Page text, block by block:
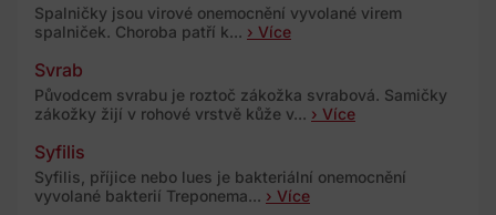
Spalničky jsou virové onemocnění vyvolané virem
spalniček. Choroba patří k... › Více
Svrab
Původcem svrabu je roztoč zákožka svrabová. Samičky
zákožky žijí v rohové vrstvě kůže v... › Více
Syfilis
Syfilis, příjice nebo lues je bakteriální onemocnění
vyvolané bakterií Treponema... › Více